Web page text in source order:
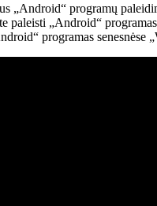
„Android“ programų
paleisti „Android“
programas